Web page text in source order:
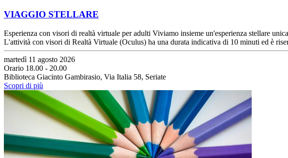
VIAGGIO STELLARE
Esperienza con visori di realtà virtuale per adulti Viviamo insieme un'esperienza stellare
L'attività con visori di Realtà Virtuale (Oculus) ha una durata indicativa di 10 minuti ed è
martedì 11 agosto 2026
Orario 18.00 - 20.00
Biblioteca Giacinto Gambirasio, Via Italia 58, Seriate
Scopri di più